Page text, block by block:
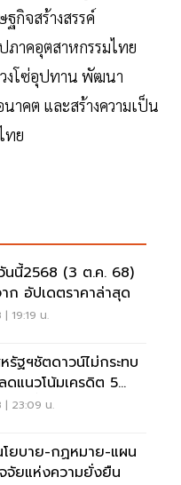
กิจสร้างสรรค์
ภาคอุตสาหกรรมไทย
วงโซ่อุปทาน พัฒนา
คต และสร้างความเป็น
ทย
นนี้2568 (3 ต.ค. 68)
ก อัปเดตราคาล่าสุด
19:19 น.
รัฐฯชัตดาวน์ไม่กระทบ
แนวโน้มเครดิต 5
ะหนี้ในประเทศ
| 23:09 น.
โยบาย-กฏหมาย-แผน
จัยแห่งความยั่งยืน